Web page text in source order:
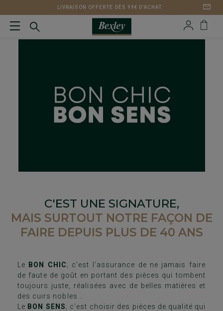
LIVRAISON OFFERTE DÈS 99€ D'ACHAT
C'EST UNE SIGNATURE,
MAIS SURTOUT NOTRE FAÇON DE
FAIRE DEPUIS PLUS DE 40 ANS
Le BON CHIC; c'est l'assurance de ne jamais faire
de faute de goût en portant des pièces qui tombent
toujours juste, réalisées avec de belles matières et
des cuirs nobles...
Le BON SENS; c'est choisir des pièces de qualité qui